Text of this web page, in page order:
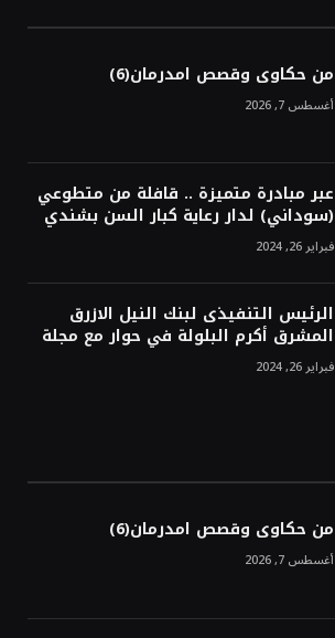
من حكاوى وقصص امدرمان(6)
أغسطس 7, 2026
عبر مبادرة متميزة .. قافلة من متطوعي
(سوداني) لدار رعاية كبار السن بشندي
فبراير 26, 2024
الرئيس التنفيذى لبنك النيل الازرق
المشرق أكرم البلولة في حوار مع مجلة
فبراير 26, 2024
من حكاوى وقصص امدرمان(6)
أغسطس 7, 2026